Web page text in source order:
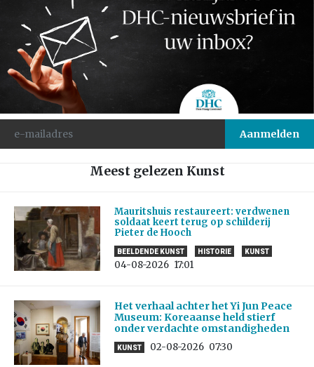
Meest gelezen Kunst
Mauritshuis restaureert: verdwenen
soldaat keert terug op schilderij
Pieter de Hooch
BEELDENDE KUNST HISTORIE KUNST
04-08-2026 17:01
Het verhaal achter het Yi Jun Peace
Museum: Koreaanse held stierf
onder verdachte omstandigheden
KUNST 02-08-2026 07:30